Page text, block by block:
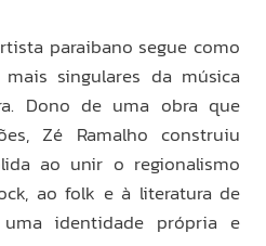
paraibano segue como
singulares da música
Dono de uma obra que
Zé Ramalho construiu
ao unir o regionalismo
ao folk e à literatura de
identidade própria e